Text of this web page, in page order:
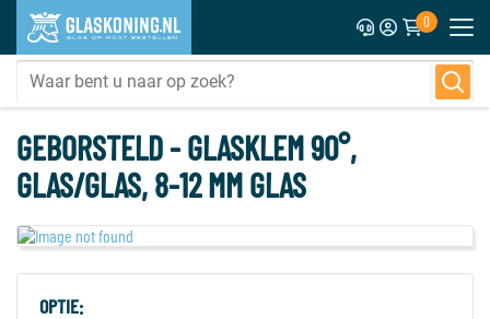
0
GEBORSTELD - GLASKLEM 90°,
GLAS/GLAS, 8-12 MM GLAS
OPTIE: